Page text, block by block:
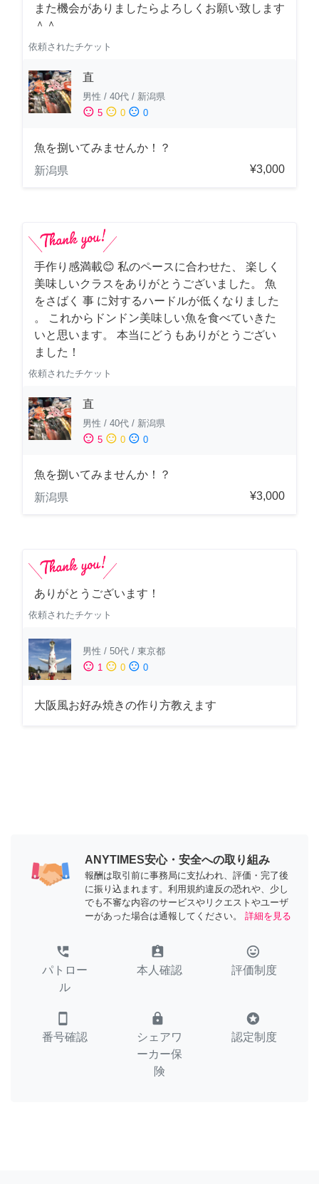
また機会がありましたらよろしくお願い致します
＾＾
依頼されたチケット
直
男性 / 40代 / 新潟県
sentiment_satisfied 5 sentiment_neutral 0 sentiment_dissatisfied 0
魚を捌いてみませんか！？
新潟県
¥3,000
手作り感満載😊 私のペースに合わせた、 楽しく
美味しいクラスをありがとうございました。 魚
をさばく 事 に対するハードルが低くなりました
。 これからドンドン美味しい魚を食べていきた
いと思います。 本当にどうもありがとうござい
ました！
依頼されたチケット
直
男性 / 40代 / 新潟県
sentiment_satisfied 5 sentiment_neutral 0 sentiment_dissatisfied 0
魚を捌いてみませんか！？
新潟県
¥3,000
ありがとうございます！
依頼されたチケット
男性 / 50代 / 東京都
sentiment_satisfied 1 sentiment_neutral 0 sentiment_dissatisfied 0
大阪風お好み焼きの作り方教えます
ANYTIMES安心・安全への取り組み
報酬は取引前に事務局に支払われ、評価・完了後
に振り込まれます。利用規約違反の恐れや、少し
でも不審な内容のサービスやリクエストやユーザ
ーがあった場合は通報してください。
詳細を見る
perm_phone_msg
パトロー
ル
assignment_ind
本人確認
tag_faces
評価制度
smartphone
番号確認
lock
シェアワ
ーカー保
険
stars
認定制度